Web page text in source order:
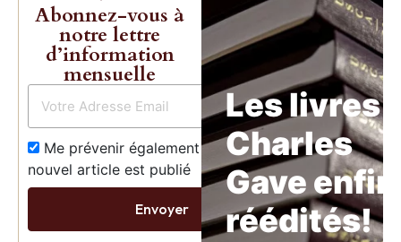
Abonnez-vous à
notre lettre
d’information
mensuelle
Me prévenir également dès qu’un
nouvel article est publié
Envoyer
Les livres
Charles
Gave enfin
réédités!